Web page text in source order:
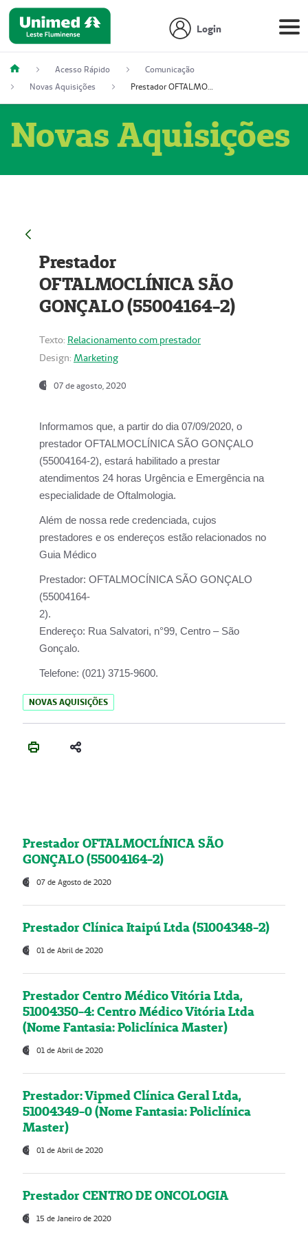
Login
Acesso Rápido
Comunicação
Novas Aquisições
Prestador OFTALMOCLÍNICA SÃO GONÇALO (55004164-2)
Novas Aquisições
Prestador
OFTALMOCLÍNICA SÃO
GONÇALO (55004164-2)
Texto: Relacionamento com prestador
Design: Marketing
07 de agosto, 2020
Informamos que, a partir do dia07/09/2020, o
prestador OFTALMOCLÍNICA SÃO GONÇALO
(55004164-2), estará habilitado a prestar
atendimentos 24 horas Urgência e Emergência na
especialidade de Oftalmologia.
Além de nossa rede credenciada, cujos
prestadores e os endereços estão relacionados no
Guia Médico
Prestador: OFTALMOCÍNICA SÃO GONÇALO
(55004164-
2).
Endereço: Rua Salvatori, n°99, Centro – São
Gonçalo.
Telefone: (021) 3715-9600.
NOVAS AQUISIÇÕES
Prestador OFTALMOCLÍNICA SÃO
GONÇALO (55004164-2)
07 de Agosto de 2020
Prestador Clínica Itaipú Ltda (51004348-2)
01 de Abril de 2020
Prestador Centro Médico Vitória Ltda,
51004350-4: Centro Médico Vitória Ltda
(Nome Fantasia: Policlínica Master)
01 de Abril de 2020
Prestador: Vipmed Clínica Geral Ltda,
51004349-0 (Nome Fantasia: Policlínica
Master)
01 de Abril de 2020
Prestador CENTRO DE ONCOLOGIA
15 de Janeiro de 2020